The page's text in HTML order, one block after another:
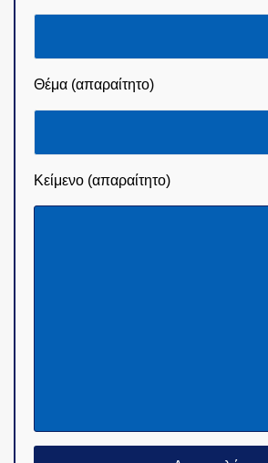
Θέμα (απαραίτητο)
Κείμενο (απαραίτητο)